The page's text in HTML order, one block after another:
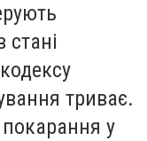
триває.
покарання у